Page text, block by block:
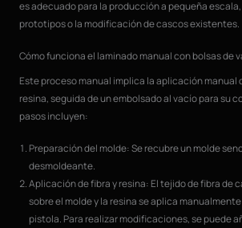
es adecuado para la producción a pequeña
prototipos o la modificación de cascos existentes.
Cómo funciona el laminado manual con bolsas de
Este proceso manual implica la aplicación manual
resina, seguida de un embolsado al vacío para su
pasos incluyen:
Preparación del molde: Se recubre un molde
desmoldeante.
Aplicación de fibra y resina: El tejido de fibra de
sobre el molde y la resina se aplica
pistola. Para realizar modificaciones, se puede